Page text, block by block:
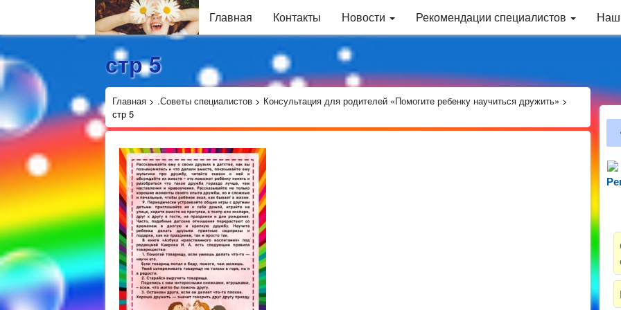
Главная Контакты Новости Рекомендации специалистов
стр 5
Главная > .Советы специалистов > Консультация для родителей «Помогите ребенку научиться дружить» >
стр 5